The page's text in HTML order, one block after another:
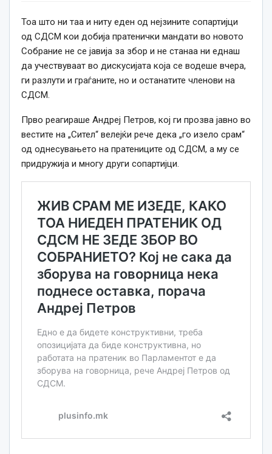
Тоа што ни таа и ниту еден од нејзините сопартијци
од СДСМ кои добија пратенички мандати во новото
Собрание не се јавија за збор и не станаа ни еднаш
да учествуваат во дискусијата која се водеше вчера,
ги разлути и граѓаните, но и останатите членови на
СДСМ.
Прво реагираше Андреј Петров, кој ги прозва јавно во
вестите на „Сител“ велејќи рече дека „го изело срам“
од однесувањето на пратениците од СДСМ, а му се
придружија и многу други сопартијци.